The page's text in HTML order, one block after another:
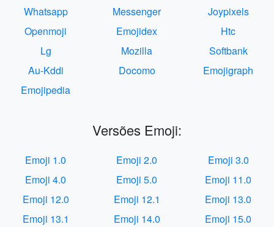
Whatsapp
Messenger
Joypixels
Openmoji
Emojidex
Htc
Lg
Mozilla
Softbank
Au-Kddi
Docomo
Emojigraph
Emojipedia
Versões Emoji:
Emoji 1.0 Emoji 2.0
Emoji 3.0
Emoji 4.0
Emoji 5.0
Emoji 11.0
Emoji 12.0
Emoji 12.1
Emoji 13.0
Emoji 13.1
Emoji 14.0
Emoji 15.0